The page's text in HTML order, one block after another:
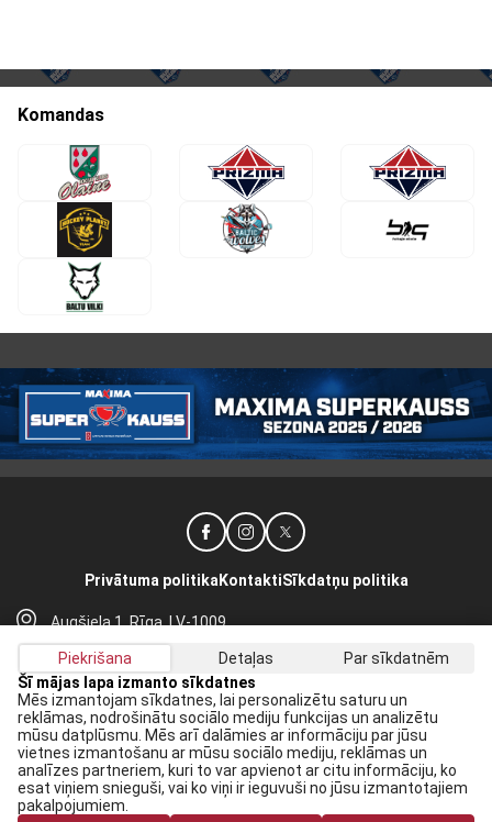
Komandas
Augšiela 1, Rīga, LV-1009
lhf@lhf.lv
+371 67565614
Privātuma politika KontaktiSīkdatņu politika
Saņem jaunākās ziņas savā E-pastā:
Pieteikties
Piekrītu savaidatu apstrādei
Piekrišana Detaļas
Par sīkdatnēm
Šī mājas lapa izmanto sīkdatnes
Mēs izmantojam sīkdatnes, lai personalizētu saturu un
reklāmas, nodrošinātu sociālo mediju funkcijas un analizētu
mūsu datplūsmu. Mēs arī dalāmies ar informāciju par jūsu
vietnes izmantošanu ar mūsu sociālo mediju, reklāmas un
analīzes partneriem, kuri to var apvienot ar citu informāciju, ko
esat viņiem snieguši, vai ko viņi ir ieguvuši no jūsu izmantotajiem
pakalpojumiem.